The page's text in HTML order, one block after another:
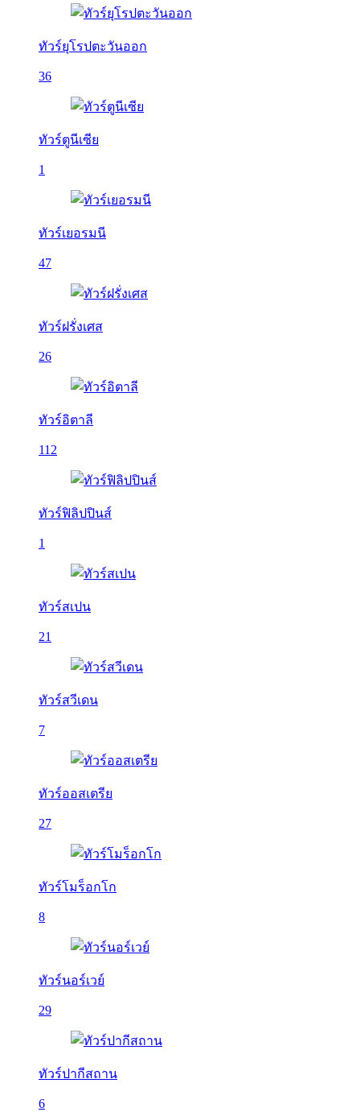
ทัวร์ยุโรปตะวันออก
36
ทัวร์ตูนีเซีย
1
ทัวร์เยอรมนี
47
ทัวร์ฝรั่งเศส
26
ทัวร์อิตาลี
112
ทัวร์ฟิลิปปินส์
1
ทัวร์สเปน
21
ทัวร์สวีเดน
7
ทัวร์ออสเตรีย
27
ทัวร์โมร็อกโก
8
ทัวร์นอร์เวย์
29
ทัวร์ปากีสถาน
6